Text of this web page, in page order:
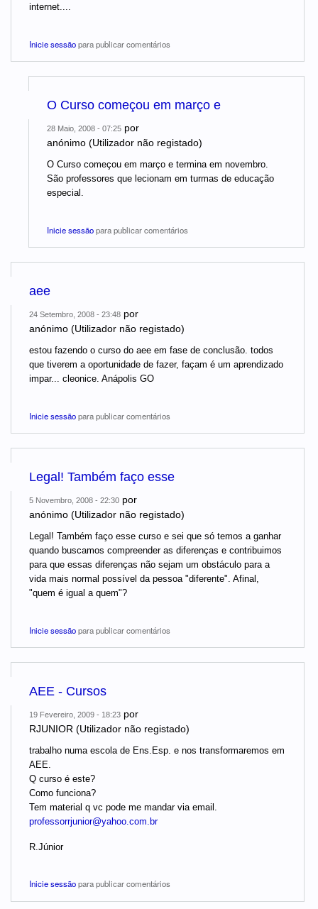
internet....
Inicie sessãopara publicar comentários
O Curso começou em março e
28 Maio, 2008 - 07:25 por
anónimo (Utilizador não registado)
O Curso começou em março e termina em novembro.
São professores que lecionam em turmas de educação
especial.
Inicie sessãopara publicar comentários
aee
24 Setembro, 2008 - 23:48 por
anónimo (Utilizador não registado)
estou fazendo o curso do aee em fase de conclusão. todos
que tiverem a oportunidade de fazer, façam é um aprendizado
impar... cleonice. Anápolis GO
Inicie sessãopara publicar comentários
Legal! Também faço esse
5 Novembro, 2008 - 22:30 por
anónimo (Utilizador não registado)
Legal! Também faço esse curso e sei que só temos a ganhar
quando buscamos compreender as diferenças e contribuimos
para que essas diferenças não sejam um obstáculo para a
vida mais normal possível da pessoa "diferente". Afinal,
"quem é igual a quem"?
Inicie sessãopara publicar comentários
AEE - Cursos
19 Fevereiro, 2009 - 18:23 por
RJUNIOR (Utilizador não registado)
trabalho numa escola de Ens.Esp. e nos transformaremos em
AEE.
Q curso é este?
Como funciona?
Tem material q vc pode me mandar via email.
professorrjunior@yahoo.com.br
R.Júnior
Inicie sessãopara publicar comentários